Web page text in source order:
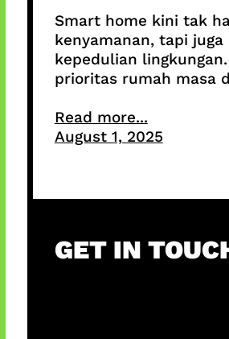
Smart home kini tak
kenyamanan, tapi
kepedulian
prioritas rumah masa
Read more...
August 1, 2025
GET IN